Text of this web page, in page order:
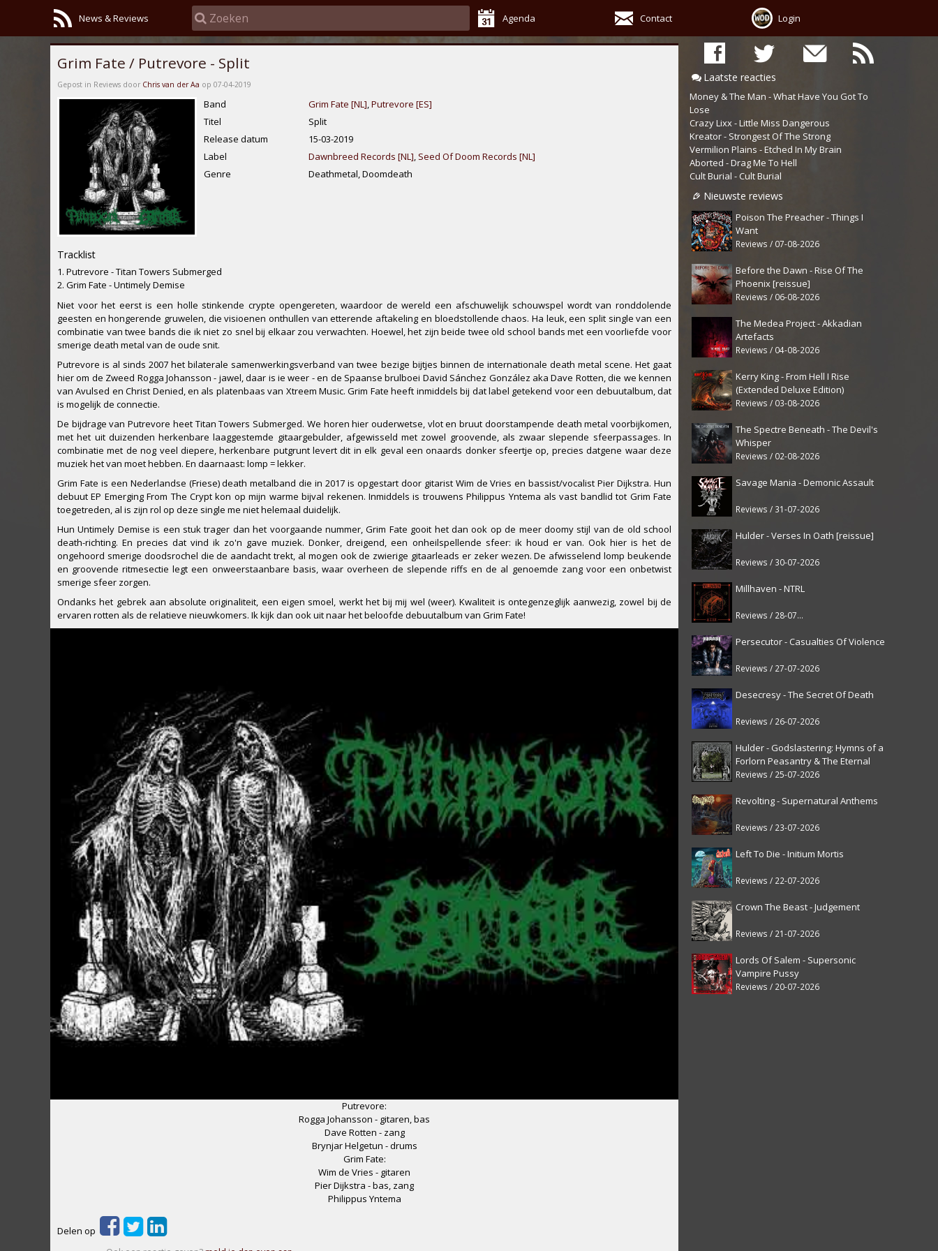
News & Reviews Agenda Contact Login
Laatste reacties
Money & The Man - What Have You Got To
Lose
Crazy Lixx - Little Miss Dangerous
Kreator - Strongest Of The Strong
Vermilion Plains - Etched In My Brain
Aborted - Drag Me To Hell
Cult Burial - Cult Burial
Nieuwste reviews
Poison The Preacher - Things I
Want
Reviews / 07-08-2026
Before the Dawn - Rise Of The
Phoenix [reissue]
Reviews / 06-08-2026
The Medea Project - Akkadian
Artefacts
Reviews / 04-08-2026
Kerry King - From Hell I Rise
(Extended Deluxe Edition)
Reviews / 03-08-2026
The Spectre Beneath - The Devil's
Whisper
Reviews / 02-08-2026
Savage Mania - Demonic Assault
Reviews / 31-07-2026
Hulder - Verses In Oath [reissue]
Reviews / 30-07-2026
Millhaven - NTRL
Reviews / 28-07-2026
Persecutor - Casualties Of Violence
Reviews / 27-07-2026
Desecresy - The Secret Of Death
Reviews / 26-07-2026
Hulder - Godslastering: Hymns of a
Forlorn Peasantry & The Eternal
Fanfare [reissue]
Reviews / 25-07-2026
Revolting - Supernatural Anthems
Reviews / 23-07-2026
Left To Die - Initium Mortis
Reviews / 22-07-2026
Crown The Beast - Judgement
Reviews / 21-07-2026
Lords Of Salem - Supersonic
Vampire Pussy
Reviews / 20-07-2026
Grim Fate / Putrevore - Split
Gepost in Reviews door Chris van der Aa op 07-04-2019
Band Grim Fate [NL],Putrevore [ES]
Titel
Split
Release datum
15-03-2019
Label
Dawnbreed Records [NL], Seed Of Doom Records [NL]
Genre
Deathmetal, Doomdeath
Tracklist
1. Putrevore - Titan Towers Submerged
2. Grim Fate - Untimely Demise
Niet voor het eerst is een holle stinkende crypte opengereten, waardoor de wereld een afschuwelijk schouwspel wordt van ronddolende
geesten en hongerende gruwelen, die visioenen onthullen van etterende aftakeling en bloedstollende chaos. Ha leuk, een split single van een
combinatie van twee bands die ik niet zo snel bij elkaar zou verwachten. Hoewel, het zijn beide twee old school bands met een voorliefde voor
smerige death metal van de oude snit.
Putrevore is al sinds 2007 het bilaterale samenwerkingsverband van twee bezige bijtjes binnen de internationale death metal scene. Het gaat
hier om de Zweed Rogga Johansson - jawel, daar is ie weer - en de Spaanse brulboei David Sánchez González aka Dave Rotten, die we kennen
van Avulsed en Christ Denied, en als platenbaas van Xtreem Music. Grim Fate heeft inmiddels bij dat label getekend voor een debuutalbum, dat
is mogelijk de connectie.
De bijdrage van Putrevore heet Titan Towers Submerged. We horen hier ouderwetse, vlot en bruut doorstampende death metal voorbijkomen,
met het uit duizenden herkenbare laaggestemde gitaargebulder, afgewisseld met zowel groovende, als zwaar slepende sfeerpassages. In
combinatie met de nog veel diepere, herkenbare putgrunt levert dit in elk geval een onaards donker sfeertje op, precies datgene waar deze
muziek het van moet hebben. En daarnaast: lomp = lekker.
Grim Fate is een Nederlandse (Friese) death metalband die in 2017 is opgestart door gitarist Wim de Vries en bassist/vocalist Pier Dijkstra. Hun
debuut EP Emerging From The Crypt kon op mijn warme bijval rekenen. Inmiddels is trouwens Philippus Yntema als vast bandlid tot Grim Fate
toegetreden, al is zijn rol op deze single me niet helemaal duidelijk.
Hun Untimely Demise is een stuk trager dan het voorgaande nummer, Grim Fate gooit het dan ook op de meer doomy stijl van de old school
death-richting. En precies dat vind ik zo'n gave muziek. Donker, dreigend, een onheilspellende sfeer: ik houd er van. Ook hier is het de
ongehoord smerige doodsrochel die de aandacht trekt, al mogen ook de zwierige gitaarleads er zeker wezen. De afwisselend lomp beukende
en groovende ritmesectie legt een onweerstaanbare basis, waar overheen de slepende riffs en de al genoemde zang voor een onbetwist
smerige sfeer zorgen.
Ondanks het gebrek aan absolute originaliteit, een eigen smoel, werkt het bij mij wel (weer). Kwaliteit is ontegenzeglijk aanwezig, zowel bij de
ervaren rotten als de relatieve nieuwkomers. Ik kijk dan ook uit naar het beloofde debuutalbum van Grim Fate!
Putrevore:
Rogga Johansson - gitaren, bas
Dave Rotten - zang
Brynjar Helgetun - drums
Grim Fate:
Wim de Vries - gitaren
Pier Dijkstra - bas, zang
Philippus Yntema
Delen op